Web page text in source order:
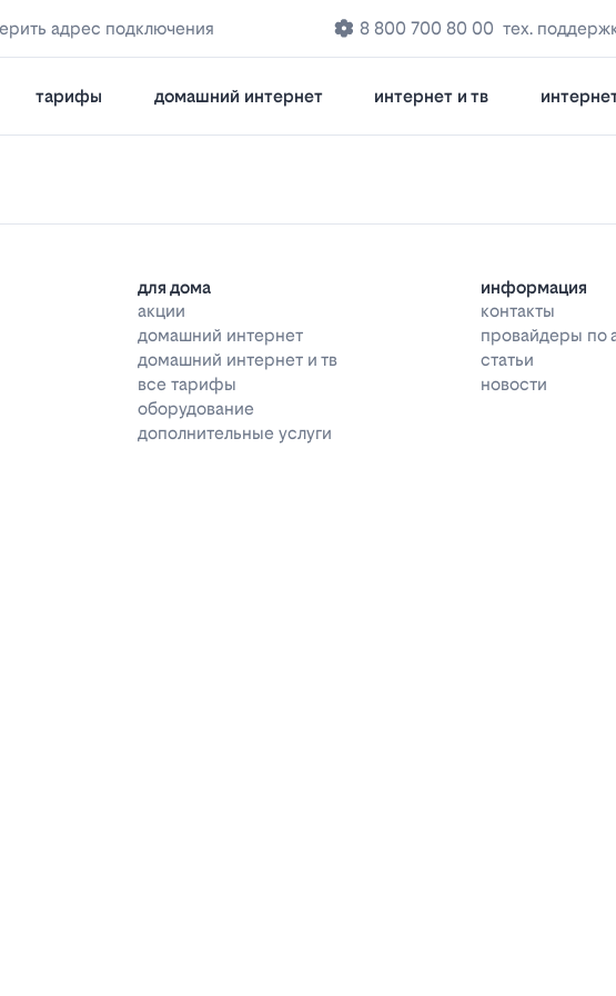
адрес подключения 8 800 700 80 00 тех.
тарифы домашний интернет интернет и тв
для дома
акции
домашний интернет
домашний интернет и тв
все тарифы
оборудование
дополнительные услуги
информация
контакты
провайдеры по
статьи
новости